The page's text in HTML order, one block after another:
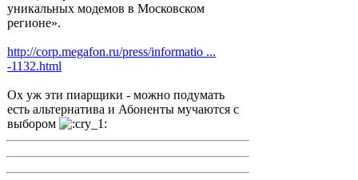
уникальных модемов в Московском
регионе».
http://corp.megafon.ru/press/informatio ...
-1132.html
Ох уж эти пиарщики - можно подумать
есть альтернатива и Абоненты мучаются с
выбором